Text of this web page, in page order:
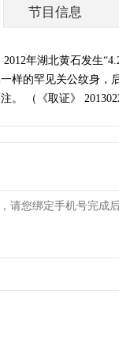
节目信息
年湖北黄石发生
样的罕见关公纹身，
。 （《取证》